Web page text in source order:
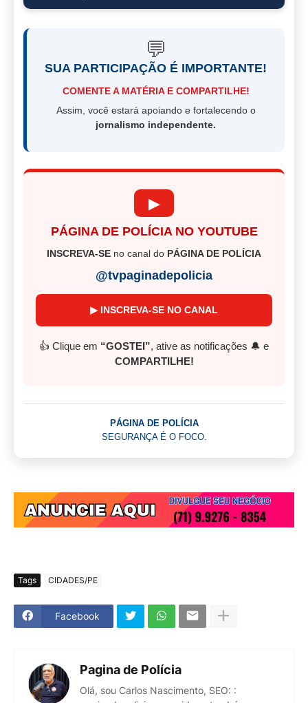
💬
SUA PARTICIPAÇÃO É IMPORTANTE!
COMENTE A MATÉRIA E COMPARTILHE!
Assim, você estará apoiando e fortalecendo o
jornalismo independente.
▶
PÁGINA DE POLÍCIA NO YOUTUBE
INSCREVA-SE no canal do PÁGINA DE POLÍCIA
@tvpaginadepolicia
▶ INSCREVA-SE NO CANAL
👍 Clique em “GOSTEI”, ative as notificações 🔔 e
COMPARTILHE!
PÁGINA DE POLÍCIA
SEGURANÇA É O FOCO.
Tags CIDADES/PE
Facebook
Pagina de Polícia
Olá, sou Carlos Nascimento, SEO: :